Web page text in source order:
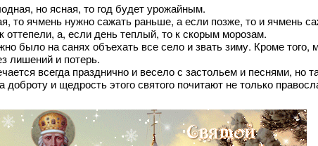
но ясная, то год будет урожайным.
то ячмень нужно сажать раньше, а если позже, то и ячмень
а, если день теплый, то к скорым морозам.
было на санях объехать все село и звать зиму. Кроме того,
лишений и потерь.
всегда празднично и весело с застольем и песнями, но
и щедрость этого святого почитают не только